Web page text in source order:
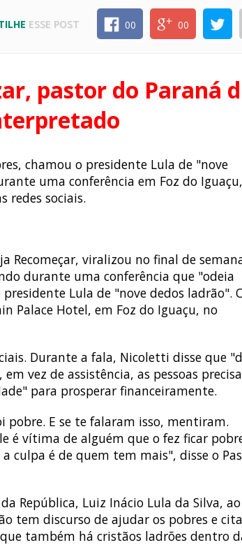
ESSE POST 00 00
pastor do Paraná
chamou o presidente Lula de "nove
uma conferência em Foz do
redes sociais.
Recomeçar, viralizou no final de
durante uma conferência que "odeia
Lula de "nove dedos ladrão".
Palace Hotel, em Foz do Iguaçu, no
Durante a fala, Nicoletti disse que
vez de assistência, as pessoas
para prosperar financeiramente.
pobre. E se te falaram isso, mentiram.
é vítima de alguém que o fez ficar
culpa é de quem tem mais", disse o
República, Luiz Inácio Lula da Silva, ao
tem discurso de ajudar os pobres e
também há cristãos ladrões dentro